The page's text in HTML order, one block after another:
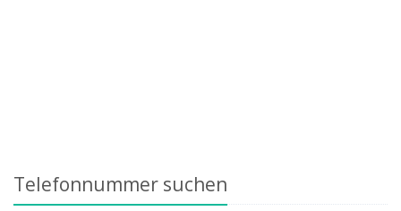
Telefonnummer suchen